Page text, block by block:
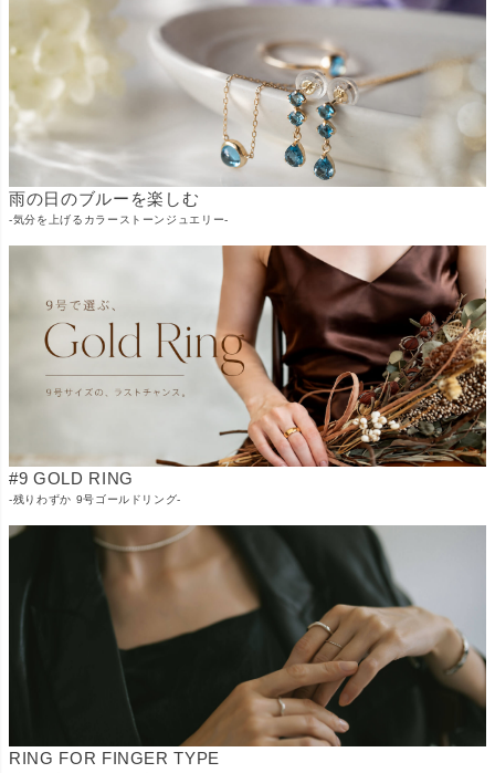
雨の日のブルーを楽しむ
-気分を上げるカラーストーンジュエリー-
#9 GOLD RING
-残りわずか 9号ゴールドリング-
RING FOR FINGER TYPE